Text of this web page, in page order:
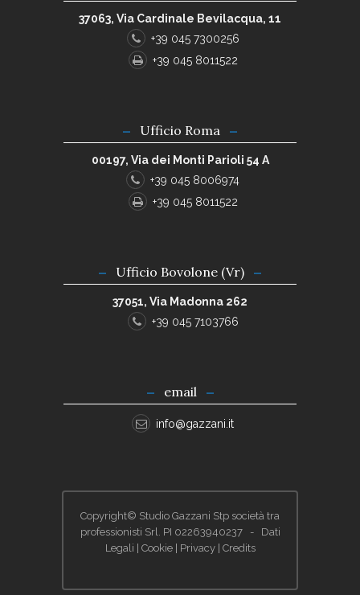
37063, Via Cardinale Bevilacqua, 11
+39 045 7300256
+39 045 8011522
Ufficio Roma
00197, Via dei Monti Parioli 54 A
+39 045 8006974
+39 045 8011522
Ufficio Bovolone (Vr)
37051, Via Madonna 262
+39 045 7103766
email
info@gazzani.it
Copyright© Studio Gazzani Stp società tra
professionisti Srl. PI 02263940237 - Dati
Legali | Cookie| Privacy| Credits